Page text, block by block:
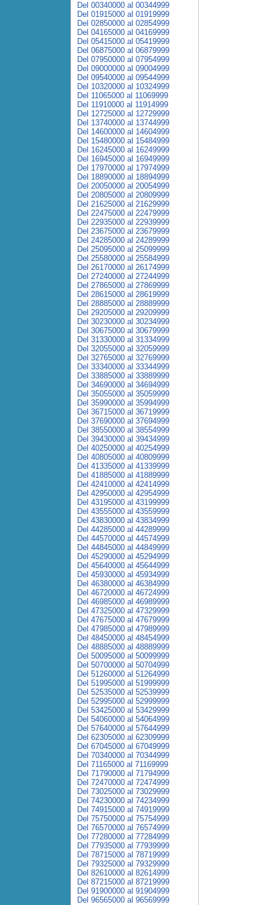
Del 00340000 al 00344999
Del 01915000 al 01919999
Del 02850000 al 02854999
Del 04165000 al 04169999
Del 05415000 al 05419999
Del 06875000 al 06879999
Del 07950000 al 07954999
Del 09000000 al 09004999
Del 09540000 al 09544999
Del 10320000 al 10324999
Del 11065000 al 11069999
Del 11910000 al 11914999
Del 12725000 al 12729999
Del 13740000 al 13744999
Del 14600000 al 14604999
Del 15480000 al 15484999
Del 16245000 al 16249999
Del 16945000 al 16949999
Del 17970000 al 17974999
Del 18890000 al 18894999
Del 20050000 al 20054999
Del 20805000 al 20809999
Del 21625000 al 21629999
Del 22475000 al 22479999
Del 22935000 al 22939999
Del 23675000 al 23679999
Del 24285000 al 24289999
Del 25095000 al 25099999
Del 25580000 al 25584999
Del 26170000 al 26174999
Del 27240000 al 27244999
Del 27865000 al 27869999
Del 28615000 al 28619999
Del 28885000 al 28889999
Del 29205000 al 29209999
Del 30230000 al 30234999
Del 30675000 al 30679999
Del 31330000 al 31334999
Del 32055000 al 32059999
Del 32765000 al 32769999
Del 33340000 al 33344999
Del 33885000 al 33889999
Del 34690000 al 34694999
Del 35055000 al 35059999
Del 35990000 al 35994999
Del 36715000 al 36719999
Del 37690000 al 37694999
Del 38550000 al 38554999
Del 39430000 al 39434999
Del 40250000 al 40254999
Del 40805000 al 40809999
Del 41335000 al 41339999
Del 41885000 al 41889999
Del 42410000 al 42414999
Del 42950000 al 42954999
Del 43195000 al 43199999
Del 43555000 al 43559999
Del 43830000 al 43834999
Del 44285000 al 44289999
Del 44570000 al 44574999
Del 44845000 al 44849999
Del 45290000 al 45294999
Del 45640000 al 45644999
Del 45930000 al 45934999
Del 46380000 al 46384999
Del 46720000 al 46724999
Del 46985000 al 46989999
Del 47325000 al 47329999
Del 47675000 al 47679999
Del 47985000 al 47989999
Del 48450000 al 48454999
Del 48885000 al 48889999
Del 50095000 al 50099999
Del 50700000 al 50704999
Del 51260000 al 51264999
Del 51995000 al 51999999
Del 52535000 al 52539999
Del 52995000 al 52999999
Del 53425000 al 53429999
Del 54060000 al 54064999
Del 57640000 al 57644999
Del 62305000 al 62309999
Del 67045000 al 67049999
Del 70340000 al 70344999
Del 71165000 al 71169999
Del 71790000 al 71794999
Del 72470000 al 72474999
Del 73025000 al 73029999
Del 74230000 al 74234999
Del 74915000 al 74919999
Del 75750000 al 75754999
Del 76570000 al 76574999
Del 77280000 al 77284999
Del 77935000 al 77939999
Del 78715000 al 78719999
Del 79325000 al 79329999
Del 82610000 al 82614999
Del 87215000 al 87219999
Del 91900000 al 91904999
Del 96565000 al 96569999